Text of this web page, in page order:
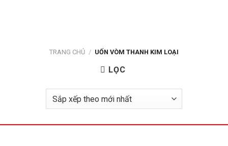
TRANG CHỦ / UỐN VÒM THANH KIM LOẠI
LỌC